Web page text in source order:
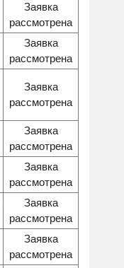
Заявка
рассмотрена
Заявка
рассмотрена
Заявка
рассмотрена
Заявка
рассмотрена
Заявка
рассмотрена
Заявка
рассмотрена
Заявка
рассмотрена